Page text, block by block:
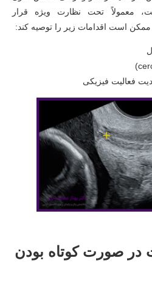
معمولاً تحت نظارت ویژه قرار
است اقدامات زیر را توصیه کند:
فعالیت فیزیکی
در صورت کوتاه بودن